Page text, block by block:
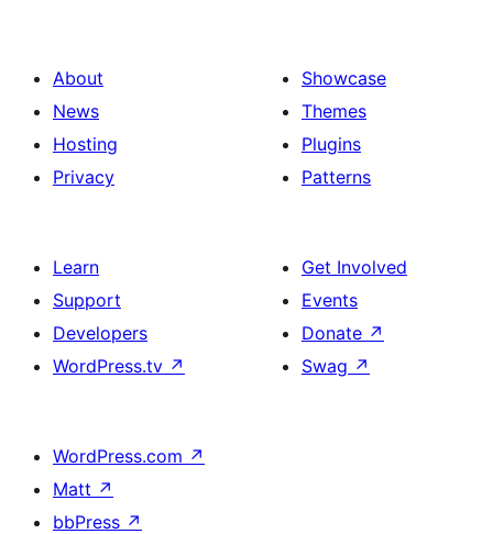
About
News
Hosting
Privacy
Showcase
Themes
Plugins
Patterns
Learn
Support
Developers
WordPress.tv ↗
Get Involved
Events
Donate ↗
Swag ↗
WordPress.com ↗
Matt ↗
bbPress ↗